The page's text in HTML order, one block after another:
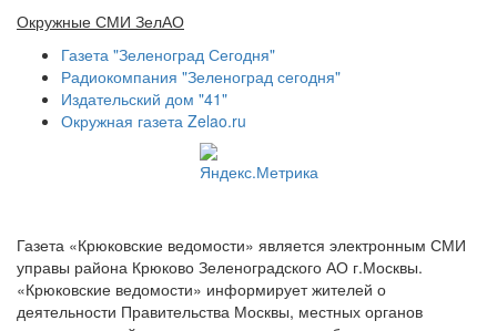
Окружные СМИ ЗелАО
Газета "Зеленоград Сегодня"
Радиокомпания "Зеленоград сегодня"
Издательский дом "41"
Окружная газета Zelao.ru
Газета «Крюковские ведомости» является электронным СМИ
управы района Крюково Зеленоградского АО г.Москвы.
«Крюковские ведомости» информирует жителей о
деятельности Правительства Москвы, местных органов